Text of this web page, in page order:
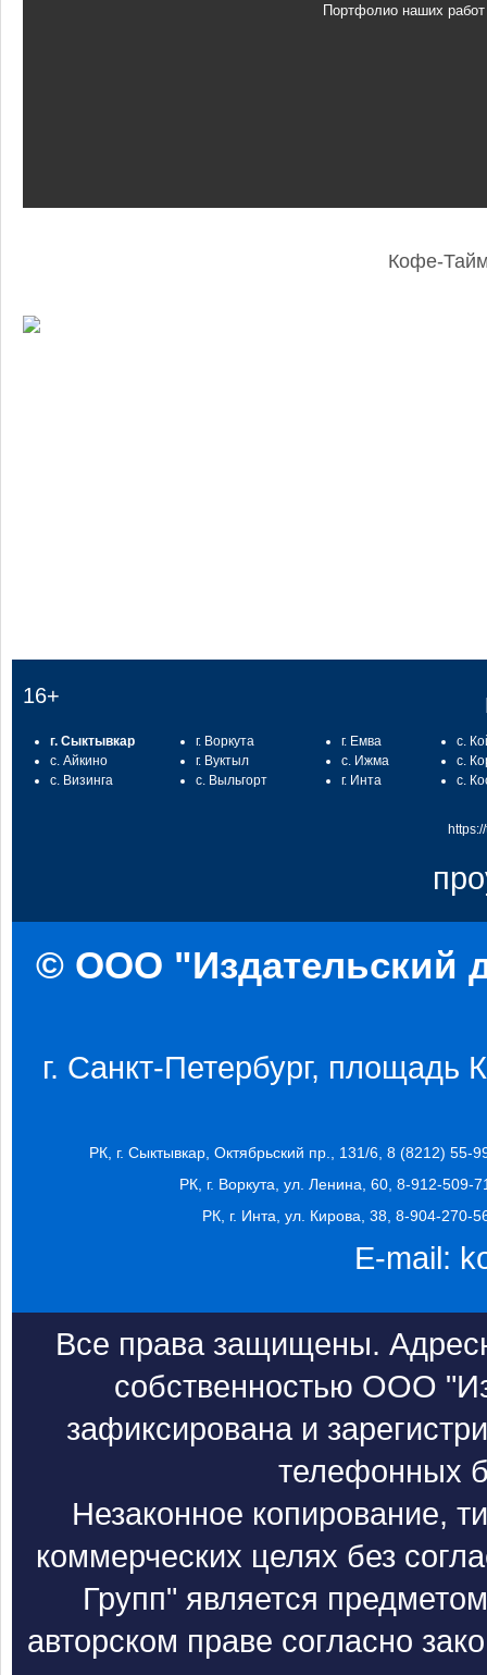
Портфолио наших работ
Кофе-
16+
г. Сыктывкар
с. Айкино
с. Визинга
г. Воркута
г. Вуктыл
с. Выльгорт
г. Емва
с. Ижма
г. Инта
с.
с.
с.
© ООО "Издательский
г. Санкт-Петербург, площадь
РК, г. Сыктывкар, Октябрьский пр., 131/6, 8 (8212) 55-
РК, г. Воркута, ул. Ленина, 60, 8-912-509-
РК, г. Инта, ул. Кирова, 38, 8-904-270-
E-mail:
Все права защищены.
собственностью ООО
зафиксирована и
телефонных
Незаконное копирование,
коммерческих целях без
Групп" является
авторском праве согласно